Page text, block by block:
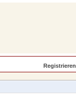
Registrieren